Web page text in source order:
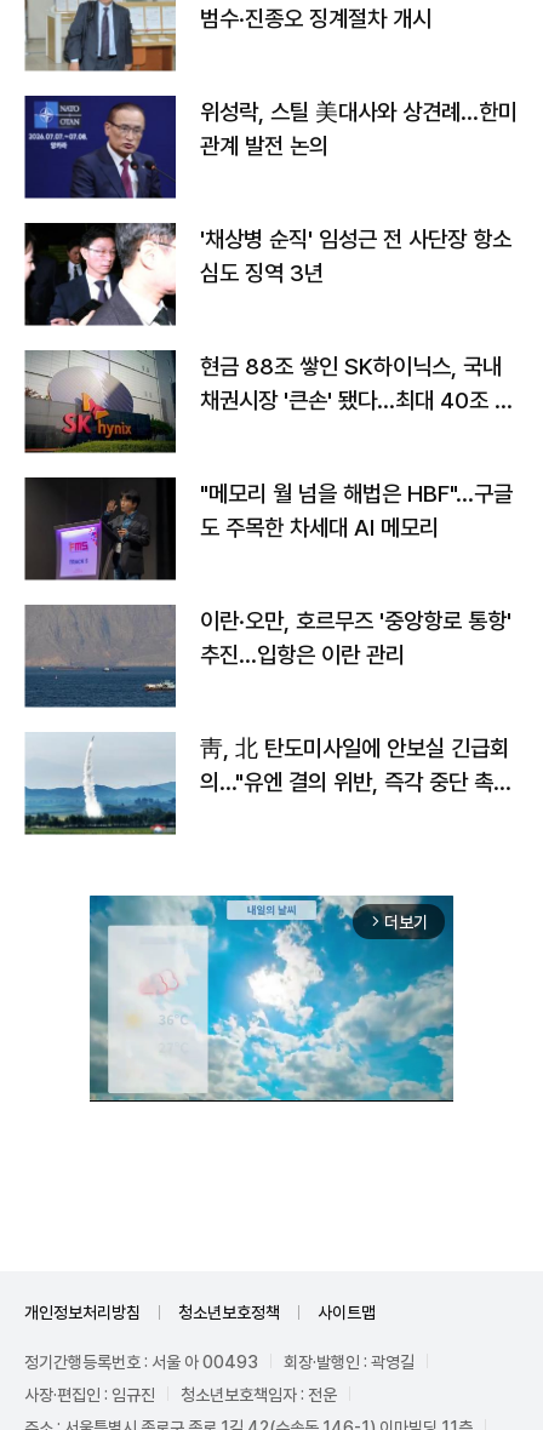
범수·진종오 징계절차 개시
위성락, 스틸 美대사와 상견례…한미
관계 발전 논의
'채상병 순직' 임성근 전 사단장 항소
심도 징역 3년
현금 88조 쌓인 SK하이닉스, 국내
채권시장 '큰손' 됐다…최대 40조 투
"메모리 월 넘을 해법은 HBF"…구글
도 주목한 차세대 AI 메모리
이란·오만, 호르무즈 '중앙항로 통항'
추진…입항은 이란 관리
靑, 北 탄도미사일에 안보실 긴급회
의…"유엔 결의 위반, 즉각 중단 촉
arrow_forward_ios 더보기
개인정보처리방침 청소년보호정책 사이트맵
정기간행등록번호 : 서울 아 00493
회장·발행인 : 곽영길
사장·편집인 : 임규진
청소년보호책임자 : 전운